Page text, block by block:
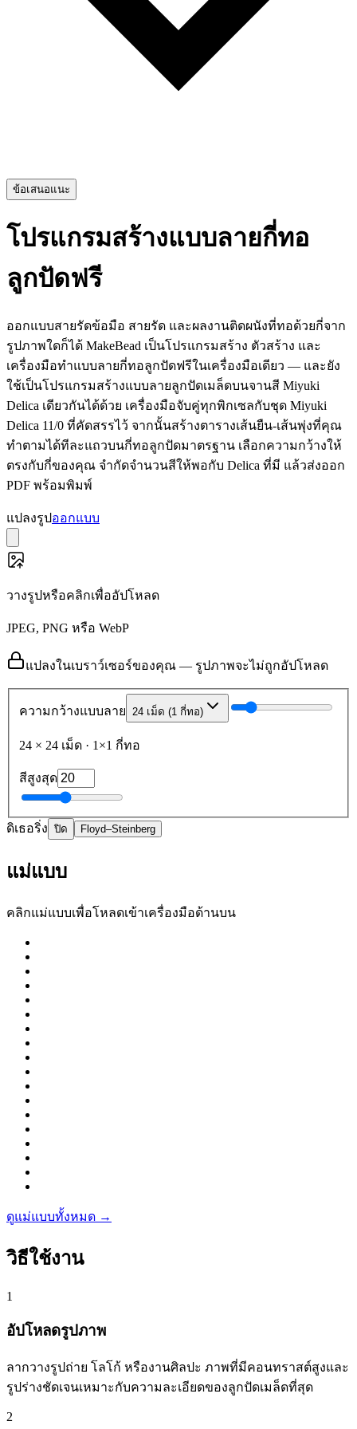
ข้อเสนอแนะ
โปรแกรมสร้างแบบลายกี่ทอ
ลูกปัดฟรี
ออกแบบสายรัดข้อมือ สายรัด และผลงานติดผนังที่ทอด้วยกี่จาก
รูปภาพใดก็ได้ MakeBead เป็นโปรแกรมสร้าง ตัวสร้าง และ
เครื่องมือทำแบบลายกี่ทอลูกปัดฟรีในเครื่องมือเดียว — และยัง
ใช้เป็นโปรแกรมสร้างแบบลายลูกปัดเมล็ดบนจานสี Miyuki
Delica เดียวกันได้ด้วย เครื่องมือจับคู่ทุกพิกเซลกับชุด Miyuki
Delica 11/0 ที่คัดสรรไว้ จากนั้นสร้างตารางเส้นยืน-เส้นพุ่งที่คุณ
ทำตามได้ทีละแถวบนกี่ทอลูกปัดมาตรฐาน เลือกความกว้างให้
ตรงกับกี่ของคุณ จำกัดจำนวนสีให้พอกับ Delica ที่มี แล้วส่งออก
PDF พร้อมพิมพ์
แปลงรูปออกแบบ
วางรูปหรือคลิกเพื่ออัปโหลด
JPEG, PNG หรือ WebP
แปลงในเบราว์เซอร์ของคุณ — รูปภาพจะไม่ถูกอัปโหลด
ความกว้างแบบลาย 24 เม็ด (1 กี่ทอ)
24 × 24 เม็ด · 1×1 กี่ทอ
สีสูงสุด
ดิเธอริ่ง ปิด Floyd–Steinberg
แม่แบบ
คลิกแม่แบบเพื่อโหลดเข้าเครื่องมือด้านบน
ดูแม่แบบทั้งหมด →
วิธีใช้งาน
1
อัปโหลดรูปภาพ
ลากวางรูปถ่าย โลโก้ หรืองานศิลปะ ภาพที่มีคอนทราสต์สูงและ
รูปร่างชัดเจนเหมาะกับความละเอียดของลูกปัดเมล็ดที่สุด
2